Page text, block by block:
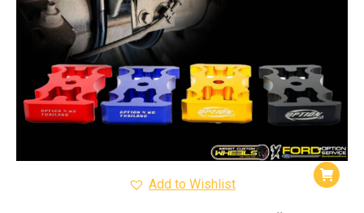
Add to Wishlist